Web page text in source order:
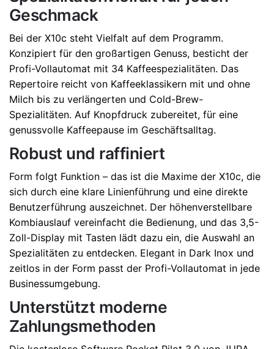
Geschmack
Bei der X10c steht Vielfalt auf dem Programm.
Konzipiert für den großartigen Genuss, besticht der
Profi-Vollautomat mit 34 Kaffeespezialitäten. Das
Repertoire reicht von Kaffeeklassikern mit und ohne
Milch bis zu verlängerten und Cold-Brew-
Spezialitäten. Auf Knopfdruck zubereitet, für eine
genussvolle Kaffeepause im Geschäftsalltag.
Robust und raffiniert
Form folgt Funktion – das ist die Maxime der X10c, die
sich durch eine klare Linienführung und eine direkte
Benutzerführung auszeichnet. Der höhenverstellbare
Kombiauslauf vereinfacht die Bedienung, und das 3,5-
Zoll-Display mit Tasten lädt dazu ein, die Auswahl an
Spezialitäten zu entdecken. Elegant in Dark Inox und
zeitlos in der Form passt der Profi-Vollautomat in jede
Businessumgebung.
Unterstützt moderne
Zahlungsmethoden